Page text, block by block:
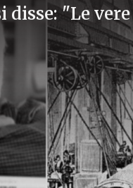
disse: "Le